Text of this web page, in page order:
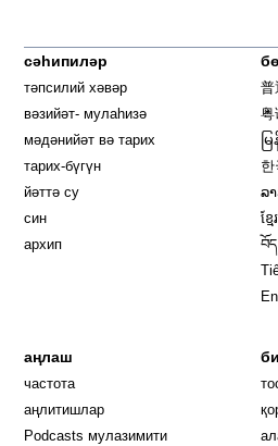
сәһипиләр
тәпсилий хәвәр
вәзийәт- мулаһизә
мәдәнийәт вә тарих
тарих-бүгүн
йәттә су
син
архип
普
粤
မ
한
ລ
ខ្មែរ
аңлаш
частота
аңлитишлар
Podcasts мулазимити